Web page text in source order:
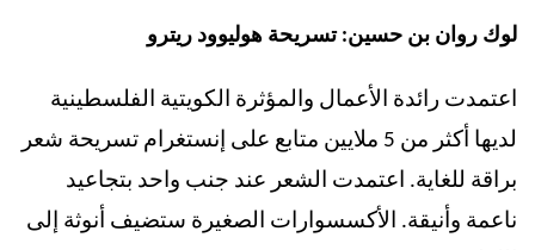
لوك روان بن حسين: تسريحة هوليوود ريترو
اعتمدت رائدة الأعمال والمؤثرة الكويتية الفلسطينية
لديها أكثر من 5 ملايين متابع على إنستغرام تسريحة شعر
براقة للغاية. اعتمدت الشعر عند جنب واحد بتجاعيد
ناعمة وأنيقة. الأكسسوارات الصغيرة ستضيف أنوثة إلى